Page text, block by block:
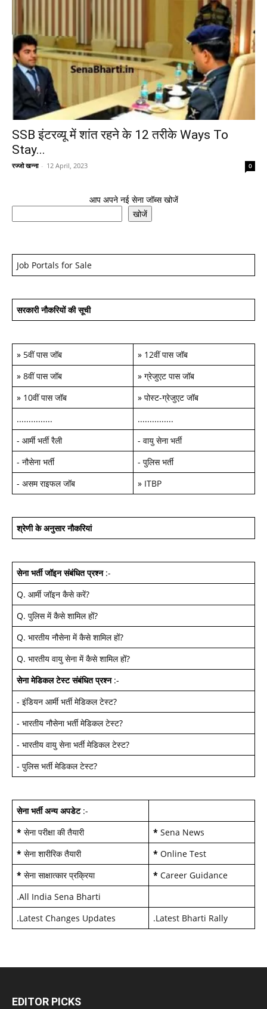
SSB इंटरव्यू में शांत रहने के 12 तरीके Ways To
Stay...
रज्जो खन्ना - 12 April, 2023 0
आप अपने नई सेना जॉब्स खोजें
खोजें
Job Portals for Sale
सरकारी नौकरियों की सूची
» 5वीं पास जॉब » 12वीं पास जॉब
» 8वीं पास जॉब » ग्रेजुएट पास जॉब
» 10वीं पास जॉब » पोस्ट-ग्रेजुएट जॉब
...............
...............
- आर्मी भर्ती रैली - वायु सेना भर्ती
- नौसेना भर्ती - पुलिस भर्ती
- असम राइफल जॉब » ITBP
श्रेणी के अनुसार नौकरियां
सेना भर्ती जॉइन संबंधित प्रश्न:-
Q. आर्मी जॉइन कैसे करें?
Q. पुलिस में कैसे शामिल हों?
Q. भारतीय नौसेना में कैसे शामिल हों?
Q. भारतीय वायु सेना में कैसे शामिल हों?
सेना मेडिकल टेस्ट संबंधित प्रश्न:-
- इंडियन आर्मी भर्ती मेडिकल टेस्ट?
- भारतीय नौसेना भर्ती मेडिकल टेस्ट?
- भारतीय वायु सेना भर्ती मेडिकल टेस्ट?
- पुलिस भर्ती मेडिकल टेस्ट?
सेना भर्ती अन्य अपडेट:-
* सेना परीक्षा की तैयारी * Sena News
* सेना शारीरिक तैयारी * Online Test
* सेना साक्षात्कार प्रक्रिया * Career Guidance
.All India Sena Bharti
.Latest Changes Updates .Latest Bharti Rally
EDITOR PICKS